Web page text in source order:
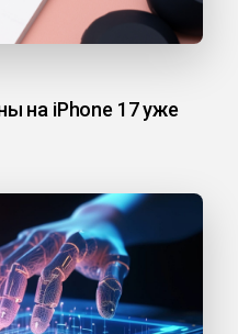
на iPhone 17 уже